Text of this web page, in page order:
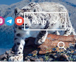
Кыр